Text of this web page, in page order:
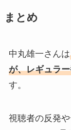
まとめ
中丸雄一さんは
が、レギュラ
す。
視聴者の反発